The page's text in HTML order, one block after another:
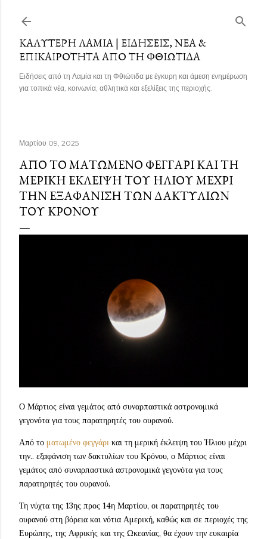
ΚΑΛΎΤΕΡΗ ΛΑΜΊΑ | ΕΙΔΉΣΕΙΣ, ΝΈΑ &
ΕΠΙΚΑΙΡΌΤΗΤΑ ΑΠΌ ΤΗ ΦΘΙΏΤΙΔΑ
Ειδήσεις από τη Λαμία και τη Φθιώτιδα με έγκυρη και άμεση ενημέρωση
για τοπικά νέα, κοινωνία, αθλητικά και εξελίξεις της περιοχής.
Μαρτίου 09, 2025
ΑΠΌ ΤΟ ΜΑΤΩΜΈΝΟ ΦΕΓΓΆΡΙ ΚΑΙ ΤΗ
ΜΕΡΙΚΉ ΈΚΛΕΙΨΗ ΤΟΥ ΉΛΙΟΥ ΜΈΧΡΙ
ΤΗΝ ΕΞΑΦΆΝΙΣΗ ΤΩΝ ΔΑΚΤΥΛΊΩΝ
ΤΟΥ ΚΡΌΝΟΥ
Ο Μάρτιος είναι γεμάτος από συναρπαστικά αστρονομικά
γεγονότα για τους παρατηρητές του ουρανού.
Από το ματωμένο φεγγάρι και τη μερική έκλειψη του Ήλιου μέχρι
την.. εξαφάνιση των δακτυλίων του Κρόνου, ο Μάρτιος είναι
γεμάτος από συναρπαστικά αστρονομικά γεγονότα για τους
παρατηρητές του ουρανού.
Τη νύχτα της 13ης προς 14η Μαρτίου, οι παρατηρητές του
ουρανού στη βόρεια και νότια Αμερική, καθώς και σε περιοχές της
Ευρώπης, της Αφρικής και της Ωκεανίας, θα έχουν την ευκαιρία